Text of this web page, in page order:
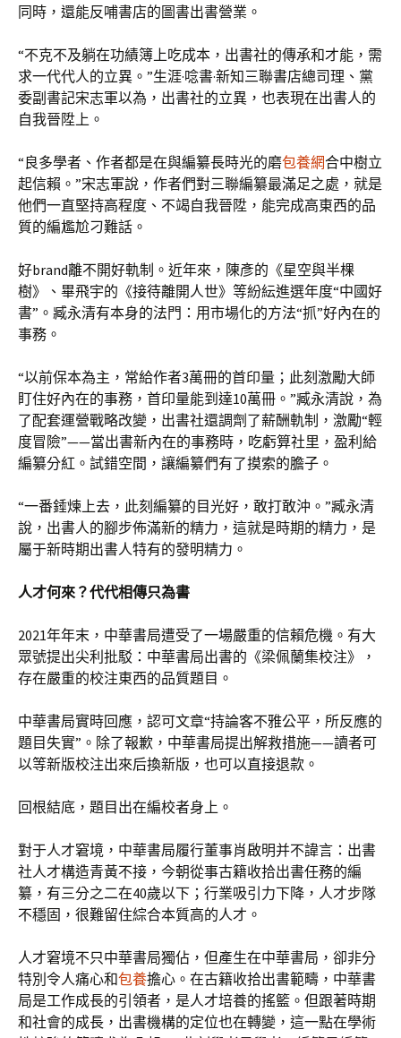
同時，還能反哺書店的圖書出書營業。
“不克不及躺在功績簿上吃成本，出書社的傳承和才能，需
求一代代人的立異。”生涯·唸書·新知三聯書店總司理、黨
委副書記宋志軍以為，出書社的立異，也表現在出書人的
自我晉陞上。
“良多學者、作者都是在與編纂長時光的磨包養網合中樹立
起信賴。”宋志軍說，作者們對三聯編纂最滿足之處，就是
他們一直堅持高程度、不竭自我晉陞，能完成高東西的品
質的編尷尬刁難話。
好brand離不開好軌制。近年來，陳彥的《星空與半棵
樹》、畢飛宇的《接待離開人世》等紛紜進選年度“中國好
書”。臧永清有本身的法門：用市場化的方法“抓”好內在的
事務。
“以前保本為主，常給作者3萬冊的首印量；此刻激勵大師
盯住好內在的事務，首印量能到達10萬冊。”臧永清說，為
了配套運營戰略改變，出書社還調劑了薪酬軌制，激勵“輕
度冒險”——當出書新內在的事務時，吃虧算社里，盈利給
編纂分紅。試錯空間，讓編纂們有了摸索的膽子。
“一番錘煉上去，此刻編纂的目光好，敢打敢沖。”臧永清
說，出書人的腳步佈滿新的精力，這就是時期的精力，是
屬于新時期出書人特有的發明精力。
人才何來？代代相傳只為書
2021年年末，中華書局遭受了一場嚴重的信賴危機。有大
眾號提出尖利批駁：中華書局出書的《梁佩蘭集校注》，
存在嚴重的校注東西的品質題目。
中華書局實時回應，認可文章“持論客不雅公平，所反應的
題目失實”。除了報歉，中華書局提出解救措施——讀者可
以等新版校注出來后換新版，也可以直接退款。
回根結底，題目出在編校者身上。
對于人才窘境，中華書局履行董事肖啟明并不諱言：出書
社人才構造青黃不接，今朝從事古籍收拾出書任務的編
纂，有三分之二在40歲以下；行業吸引力下降，人才步隊
不穩固，很難留住綜合本質高的人才。
人才窘境不只中華書局獨佔，但產生在中華書局，卻非分
特別令人痛心和包養擔心。在古籍收拾出書範疇，中華書
局是工作成長的引領者，是人才培養的搖籃。但跟著時期
和社會的成長，出書機構的定位也在轉變，這一點在學術